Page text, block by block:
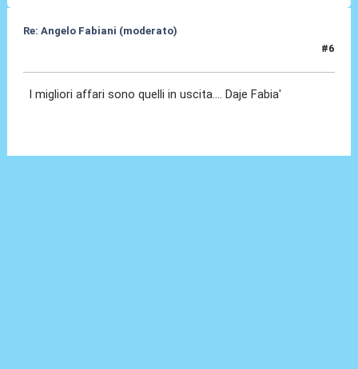
Re: Angelo Fabiani (moderato)
#6
I migliori affari sono quelli in uscita.... Daje Fabia'